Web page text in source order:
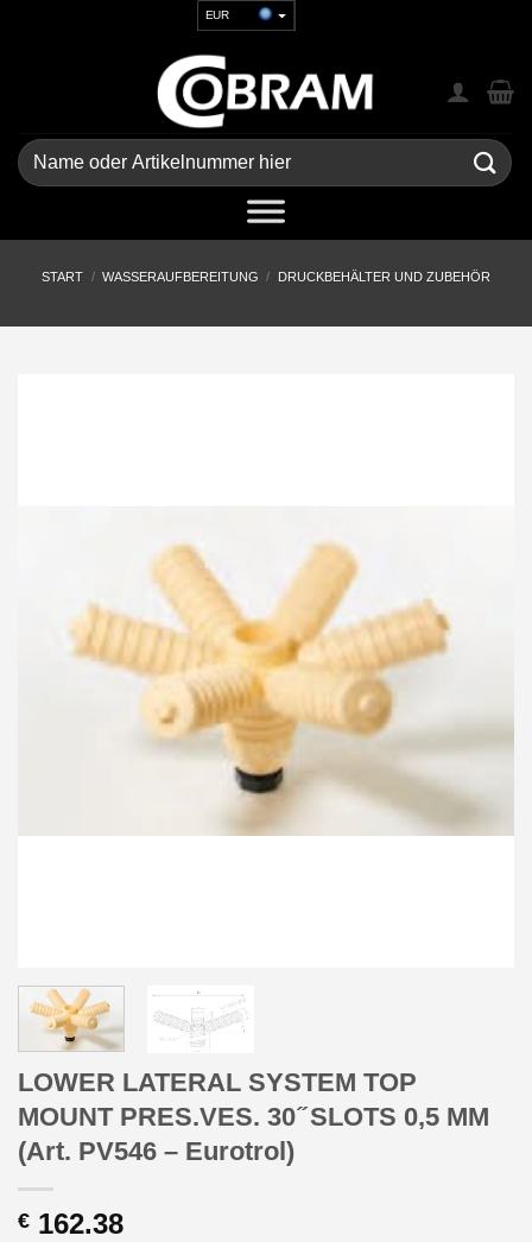
EUR
GBP
CHF
UAH
Suchen
nach:
START / WASSERAUFBEREITUNG / DRUCKBEHÄLTER UND ZUBEHÖR
LOWER LATERAL SYSTEM TOP
MOUNT PRES.VES. 30 ̋ SLOTS 0,5 MM
(Art. PV546 – Eurotrol)
€ 162.38